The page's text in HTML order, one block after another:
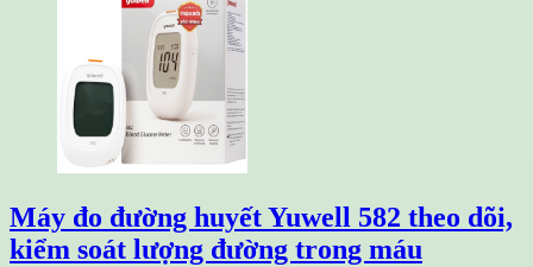
Máy đo đường huyết Yuwell 582 theo dõi,
kiểm soát lượng đường trong máu